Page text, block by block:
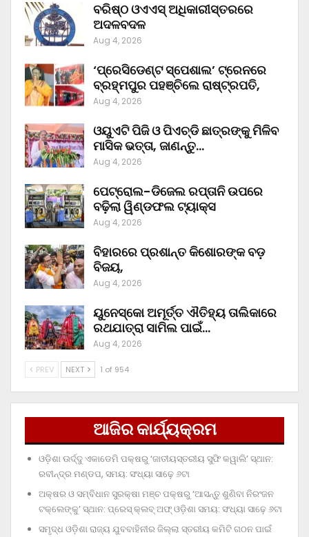
ବରିଷ୍ଠ ଓଏଏସ୍‌ ଅଧିକାରୀସ୍ତରରେ
ଅଦଳବଦଳ
Aug 4, 2026
‘ପ୍ରେସିଡେଣ୍ଟ ସ୍ପେଶାଲ’ ଟ୍ରେନରେ
ବ୍ରହ୍ମପୁର ପହଞ୍ଚିଲେ ରାଷ୍ଟ୍ରପତି,
Aug 4, 2026
ଓୟୁଏଟି ପିଜି ଓ ପିଏଚ୍‌ଡି ଛାତ୍ରଙ୍କୁ ମିଳିବ
ମାସିକ ଭତ୍ତା, ଜାଣନ୍ତୁ…
Aug 4, 2026
ପେଟ୍ରୋଲ-ଡିଜେଲ ରପ୍ତାନି ଉପରେ
ବଢ଼ିଲା ୱିଣ୍ଡଫଲ ଟ୍ୟାକ୍ସ
Aug 4, 2026
ବିହାରରେ ପ୍ରଶାନ୍ତ କିଶୋରଙ୍କ ବଡ଼
ବିଜୟ,
Aug 4, 2026
ୟୁନେସ୍କୋ ଅମୂର୍ତ୍ତ ଐତିହ୍ୟ ତାଲିକାରେ
ରଥଯାତ୍ରା ସାମିଲ ପାଇଁ…
Aug 4, 2026
PREV NEXT 1 of 954
ଆଜିର କାର୍ଯ୍ୟକ୍ରମ
ଓଡ଼ିଶା ଊର୍ଦ୍ଦୁ ଏକାଡେମି ପକ୍ଷରୁ ‘ଜାତୀୟସ୍ତରୀୟ ସୁଫି କୱାଲି’ ସ୍ଥାନ:
ରବୀନ୍ଦ୍ର ମଣ୍ଡପ, ସମୟ: ସଂଧ୍ୟା ସାଢ଼େ ୬ଟା
ଅକ୍ଷର ଓ ସମ୍ବିଧାନ ସୁରକ୍ଷା ମଞ୍ଚ ପକ୍ଷରୁ ‘ଆସନ୍ତୁ ଶୁଣିବା ନିରଂଜନ
ଟକ୍‌ଲେଙ୍କୁ’ ସ୍ଥାନ: ପ୍ରେସ୍‌ କ୍ଲବ୍‌ ଅଫ୍‌ ଓଡ଼ିଶା ସମୟ: ସଂଧ୍ୟା ସାଢ଼େ ୬ଟା
ସମୃଦ୍ଧ ଓଡ଼ିଶା ରାଜ୍ୟ ଯୁବବାହିନୀର ଜିଲ୍ଲା ସ୍ତରୀୟ କମିଟି ଗଠନ ପାଇଁ